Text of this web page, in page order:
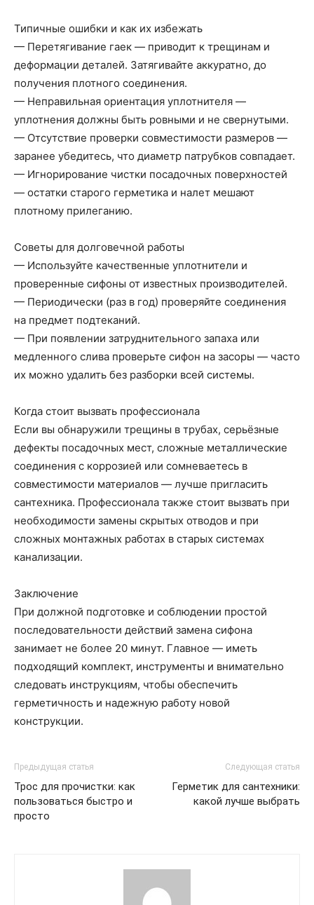
Типичные ошибки и как их избежать
— Перетягивание гаек — приводит к трещинам и
деформации деталей. Затягивайте аккуратно, до
получения плотного соединения.
— Неправильная ориентация уплотнителя —
уплотнения должны быть ровными и не свернутыми.
— Отсутствие проверки совместимости размеров —
заранее убедитесь, что диаметр патрубков совпадает.
— Игнорирование чистки посадочных поверхностей
— остатки старого герметика и налет мешают
плотному прилеганию.
Советы для долговечной работы
— Используйте качественные уплотнители и
проверенные сифоны от известных производителей.
— Периодически (раз в год) проверяйте соединения
на предмет подтеканий.
— При появлении затруднительного запаха или
медленного слива проверьте сифон на засоры — часто
их можно удалить без разборки всей системы.
Когда стоит вызвать профессионала
Если вы обнаружили трещины в трубах, серьёзные
дефекты посадочных мест, сложные металлические
соединения с коррозией или сомневаетесь в
совместимости материалов — лучше пригласить
сантехника. Профессионала также стоит вызвать при
необходимости замены скрытых отводов и при
сложных монтажных работах в старых системах
канализации.
Заключение
При должной подготовке и соблюдении простой
последовательности действий замена сифона
занимает не более 20 минут. Главное — иметь
подходящий комплект, инструменты и внимательно
следовать инструкциям, чтобы обеспечить
герметичность и надежную работу новой
конструкции.
Предыдущая статья
Трос для прочистки: как
пользоваться быстро и
просто
Следующая статья
Герметик для сантехники:
какой лучше выбрать